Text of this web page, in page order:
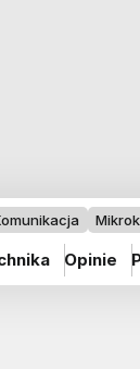
Opinie